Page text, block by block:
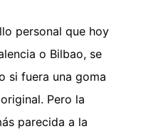
personal que hoy
o Bilbao, se
si fuera una goma
Pero la
parecida a la